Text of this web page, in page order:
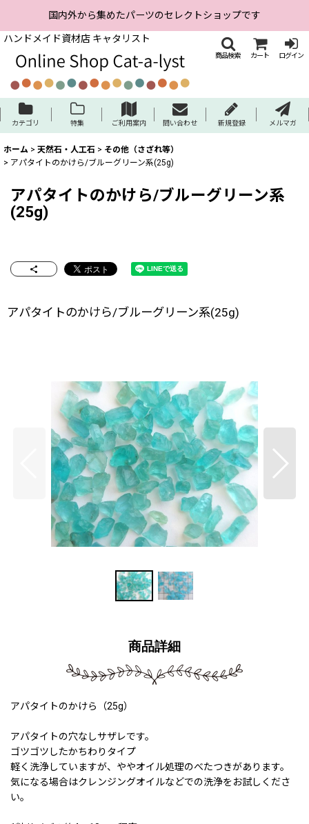
国内外から集めたパーツのセレクトショップです
ハンドメイド資材店 キャタリスト
商品検索 カート ログイン
カテゴリ 特集 ご利用案内 問い合わせ 新規登録 メルマガ
ホーム > 天然石・人工石 > その他（さざれ等）
> アパタイトのかけら/ブルーグリーン系(25g)
アパタイトのかけら/ブルーグリーン系
(25g)
アパタイトのかけら/ブルーグリーン系(25g)
商品詳細
アパタイトのかけら（25g）
アパタイトの穴なしサザレです。
ゴツゴツしたかちわりタイプ
軽く洗浄していますが、ややオイル処理のべたつきがあります。
気になる場合はクレンジングオイルなどでの洗浄をお試しくださ
い。